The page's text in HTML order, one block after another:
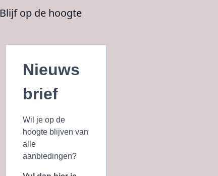
Blijf op de hoogte
Nieuws
brief
Wil je op de
hoogte blijven van
alle
aanbiedingen?